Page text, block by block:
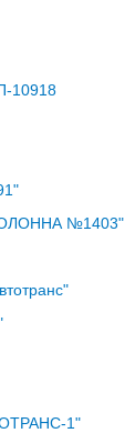
10918
№1403"
1"